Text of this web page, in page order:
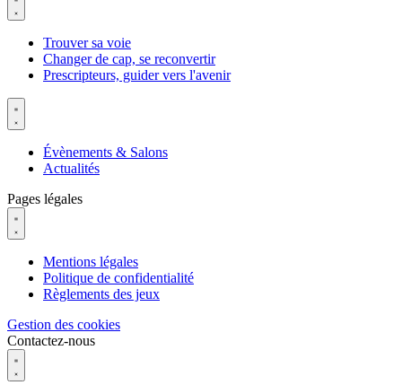
Trouver sa voie
Changer de cap, se reconvertir
Prescripteurs, guider vers l'avenir
Évènements & Salons
Actualités
Pages légales
Mentions légales
Politique de confidentialité
Règlements des jeux
Gestion des cookies
Contactez-nous